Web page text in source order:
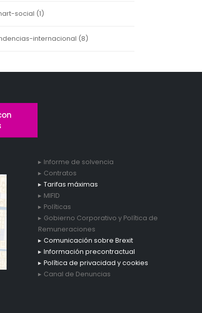
social (1)
internacional (8)
Informe de solvencia
Contratos
Tarifas máximas
MIFID
Políticas
Gobierno Corporativo y Política de
Remuneraciones
Comunicación sobre Brexit
Información precontractual
Política de privacidad y cookies
Canal de Denuncias